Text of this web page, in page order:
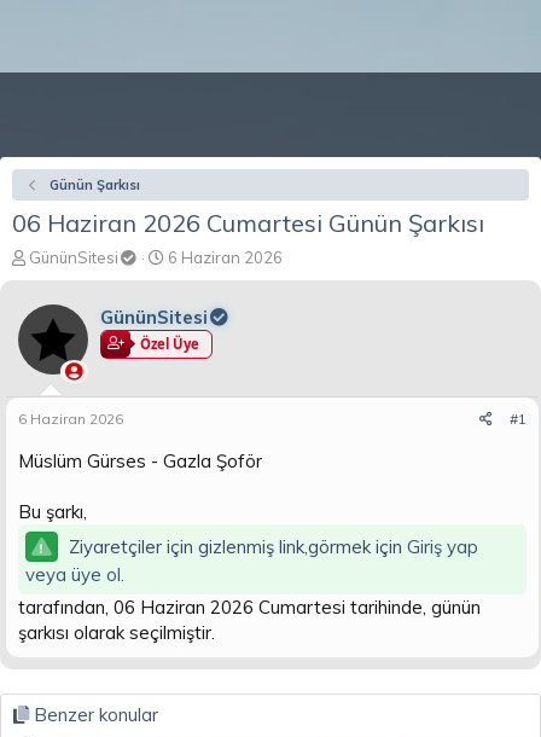
Günün Şarkısı
06 Haziran 2026 Cumartesi Günün Şarkısı
K
o
b
u
y
a
ş
l
t
a
n
GününSitesi
B
a
l
a
n
t
a
h
6 Haziran 2026
GününSitesi
Özel Üye
6 Haziran 2026 #1
Müslüm Gürses - Gazla Şoför
Bu şarkı,
Ziyaretçiler için gizlenmiş link,görmek için Giriş yap
veya üye ol.
tarafından, 06 Haziran 2026 Cumartesi tarihinde, günün
şarkısı olarak seçilmiştir.
Benzer konular